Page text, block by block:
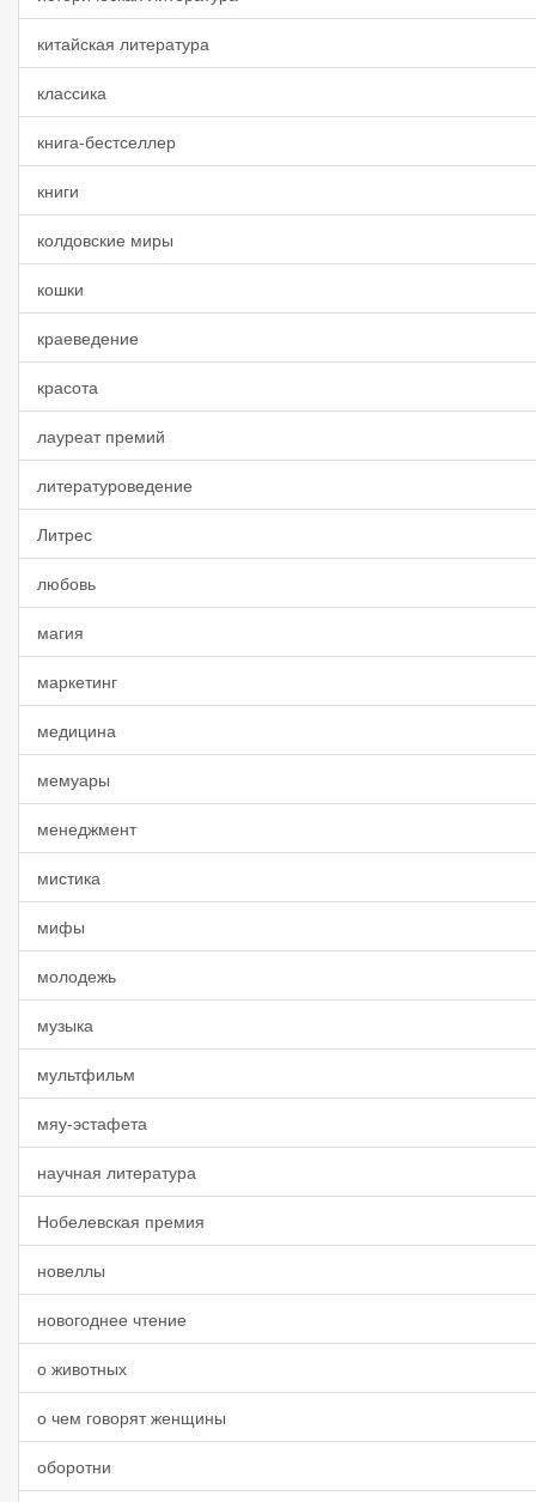
китайская литература
классика
книга-бестселлер
книги
колдовские миры
кошки
краеведение
красота
лауреат премий
литературоведение
Литрес
любовь
магия
маркетинг
медицина
мемуары
менеджмент
мистика
мифы
молодежь
музыка
мультфильм
мяу-эстафета
научная литература
Нобелевская премия
новеллы
новогоднее чтение
о животных
о чем говорят женщины
оборотни